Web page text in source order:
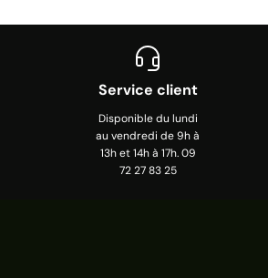
Service client
Disponible du lundi
au vendredi de 9h à
13h et 14h à 17h. 09
72 27 83 25